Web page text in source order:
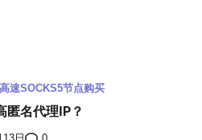
高速SOCKS5节点购买
匿名代理IP？